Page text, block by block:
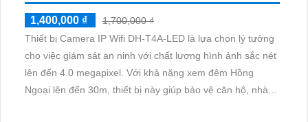
1,400,000 ₫
1,700,000 ₫
Thiết bị Camera IP Wifi DH-T4A-LED là lựa chọn lý tưởng
cho việc giám sát an ninh với chất lượng hình ảnh sắc nét
lên đến 4.0 megapixel. Với khả năng xem đêm Hồng
Ngoại lên đến 30m, thiết bị này giúp bảo vệ căn hộ, nhà